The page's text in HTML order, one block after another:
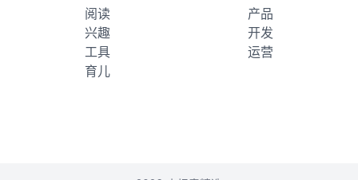
阅读
兴趣
工具
育儿
产品
开发
运营